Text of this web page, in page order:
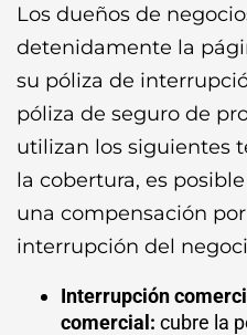
Los dueños de
detenidamente la
su póliza de
póliza de seguro de
utilizan los siguientes
la cobertura, es
una compensación
interrupción del
Interrupción
comercial: cubre la